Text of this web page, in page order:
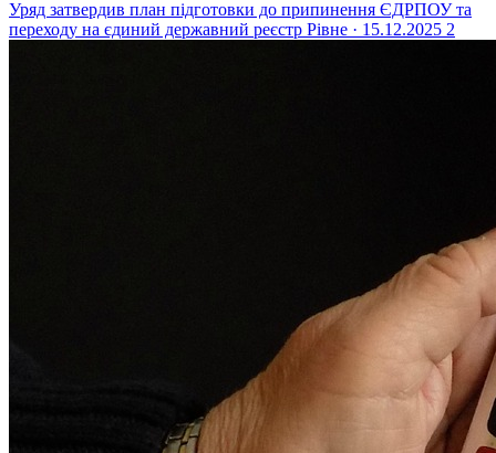
Уряд затвердив план підготовки до припинення ЄДРПОУ та
переходу на єдиний державний реєстр Рівне · 15.12.2025 2